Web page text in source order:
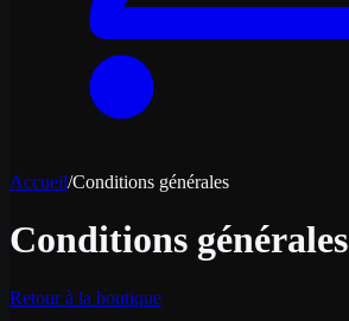
Accueil/Conditions générales
Conditions générales
Retour à la boutique